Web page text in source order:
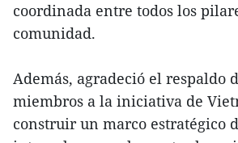
coordinada entre todos los
comunidad.
Además, agradeció el respaldo
miembros a la iniciativa de
construir un marco estratégico